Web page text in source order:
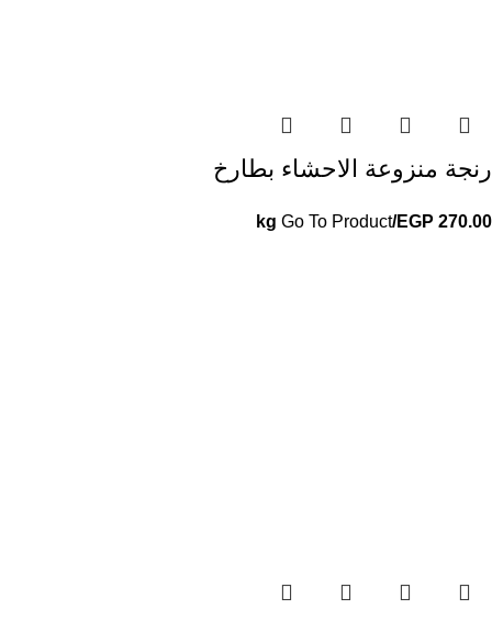
رنجة منزوعة الاحشاء بطارخ
EGP 270.00
/kg
Go To Product